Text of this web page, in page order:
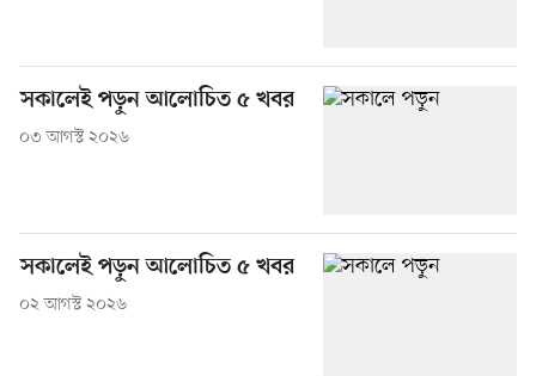
সকালেই পড়ুন আলোচিত ৫ খবর
০৩ আগস্ট ২০২৬
সকালেই পড়ুন আলোচিত ৫ খবর
০২ আগস্ট ২০২৬